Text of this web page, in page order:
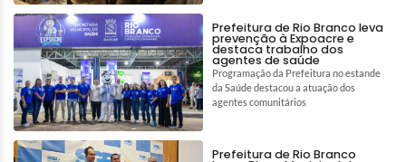
Prefeitura de Rio Branco leva
prevenção à Expoacre e
destaca trabalho dos
agentes de saúde
Programação da Prefeitura no estande
da Saúde destacou a atuação dos
agentes comunitários
Prefeitura de Rio Branco